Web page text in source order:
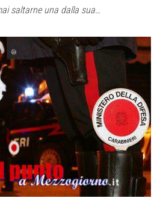
saltarne una dalla sua…